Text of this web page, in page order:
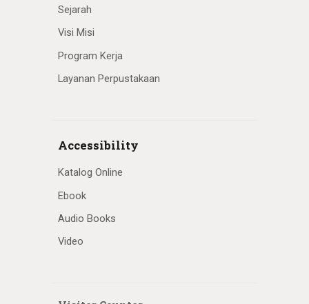
Sejarah
Visi Misi
Program Kerja
Layanan Perpustakaan
Accessibility
Katalog Online
Ebook
Audio Books
Video